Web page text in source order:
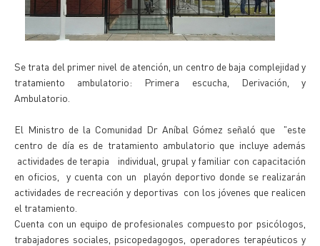
Se trata del primer nivel de atención, un centro de baja complejidad y
tratamiento ambulatorio: Primera escucha, Derivación, y
Ambulatorio.
El Ministro de la Comunidad Dr Aníbal Gómez señaló que "este
centro de día es de tratamiento ambulatorio que incluye además
actividades de terapia individual, grupal y familiar con capacitación
en oficios, y cuenta con un playón deportivo donde se realizarán
actividades de recreación y deportivas con los jóvenes que realicen
el tratamiento.
Cuenta con un equipo de profesionales compuesto por psicólogos,
trabajadores sociales, psicopedagogos, operadores terapéuticos y